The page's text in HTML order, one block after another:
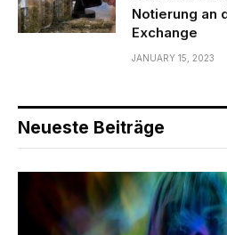
Notierung an
Exchange
JANUARY 15, 2023
Neueste Beiträge